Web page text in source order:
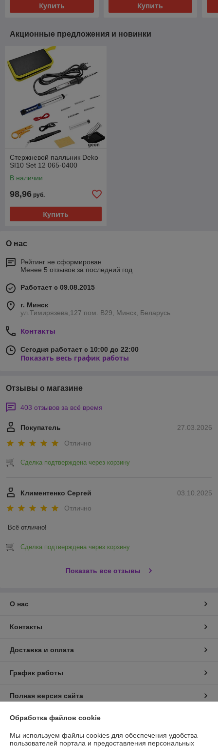
Купить Купить
Акционные предложения и новинки
Стержневой паяльник Deko
SI10 Set 12 065-0400
В наличии
98,96 руб.
Купить
О нас
Рейтинг не сформирован
Менее 5 отзывов за последний год
Работает с 09.08.2015
г. Минск
ул.Тимирязева,127 пом. В29, Минск, Беларусь
Контакты
Сегодня работает с 10:00 до 22:00
Показать весь график работы
Отзывы о магазине
403 отзывов за всё время
27.03.2026
Покупатель
Отлично
Сделка подтверждена через корзину
03.10.2025
Климентенко Сергей
Отлично
Всё отлично!
Сделка подтверждена через корзину
Показать все отзывы
О нас
Контакты
Доставка и оплата
График работы
Полная версия сайта
Политика обработки cookies
Сайт создан на платформе Deal.by
Обработка файлов cookie
Мы используем файлы cookies для обеспечения удобства
пользователей портала и предоставления персональных